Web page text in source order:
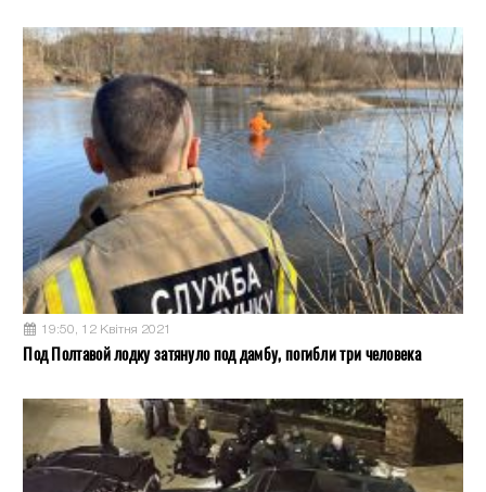
19:50, 12 Квітня 2021
Под Полтавой лодку затянуло под дамбу, погибли три человека